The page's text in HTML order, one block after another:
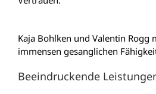
Kaja Bohlken und Valentin Rogg
immensen gesanglichen
Beeindruckende